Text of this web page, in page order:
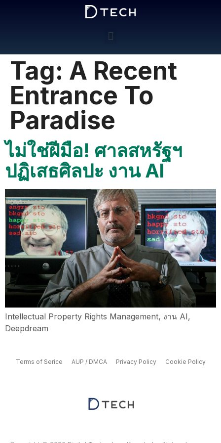
Tag: A Recent
Entrance To
Paradise
ไม่ใช่ฝีมือ! ศาลสหรัฐฯ
ปฏิเสธศิลปะ งาน AI
Intellectual Property Rights Management, งาน AI,
Deepdream
Terms of Serice AUP / DMCA Privacy Policy Cookie Policy